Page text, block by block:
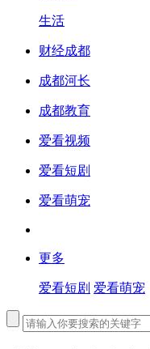
生活
财经成都
成都河长
成都教育
爱看视频
爱看短剧
爱看萌宠
更多
爱看短剧 爱看萌宠